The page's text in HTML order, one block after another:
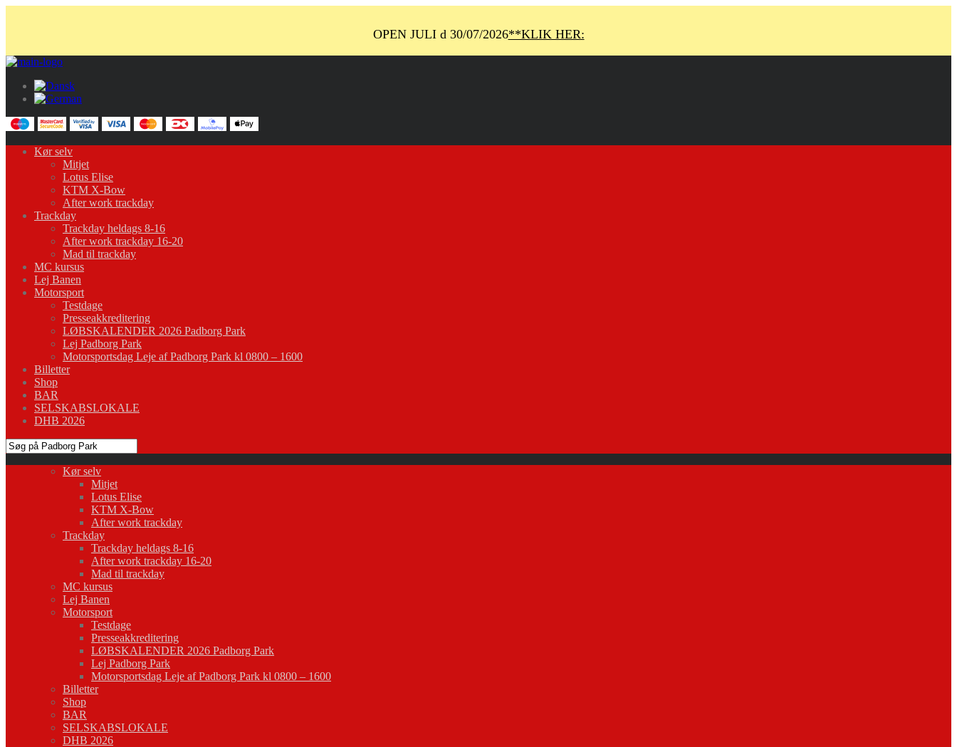
OPEN JULI d 30/07/2026**KLIK HER:
Kør selv
Mitjet
Lotus Elise
KTM X-Bow
After work trackday
Trackday
Trackday heldags 8-16
After work trackday 16-20
Mad til trackday
MC kursus
Lej Banen
Motorsport
Testdage
Presseakkreditering
LØBSKALENDER 2026 Padborg Park
Lej Padborg Park
Motorsportsdag Leje af Padborg Park kl 0800 – 1600
Billetter
Shop
BAR
SELSKABSLOKALE
DHB 2026
Kør selv
Mitjet
Lotus Elise
KTM X-Bow
After work trackday
Trackday
Trackday heldags 8-16
After work trackday 16-20
Mad til trackday
MC kursus
Lej Banen
Motorsport
Testdage
Presseakkreditering
LØBSKALENDER 2026 Padborg Park
Lej Padborg Park
Motorsportsdag Leje af Padborg Park kl 0800 – 1600
Billetter
Shop
BAR
SELSKABSLOKALE
DHB 2026